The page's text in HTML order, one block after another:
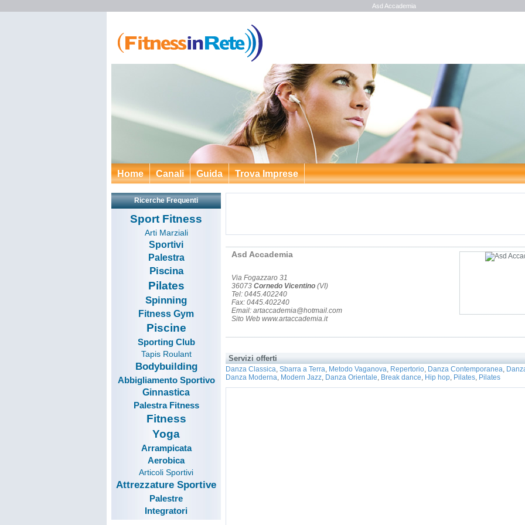
Asd Accademia
Home Canali Guida Trova Imprese
Ricerche Frequenti
Sport Fitness
Arti Marziali
Sportivi
Palestra
Piscina
Pilates
Spinning
Fitness Gym
Piscine
Sporting Club
Tapis Roulant
Bodybuilding
Abbigliamento Sportivo
Ginnastica
Palestra Fitness
Fitness
Yoga
Arrampicata
Aerobica
Articoli Sportivi
Attrezzature Sportive
Palestre
Integratori
Asd Accademia
Via Fogazzaro 31
36073 Cornedo Vicentino (VI)
Tel: 0445.402240
Fax: 0445.402240
Email: artaccademia@hotmail.com
Sito Web www.artaccademia.it
Servizi offerti
Danza Classica Sbarra a Terra Metodo Vaganova Repertorio Danza Contemporanea
Danza Moderna Modern Jazz Danza Orientale Break dance Hip hop Pilates Pilates